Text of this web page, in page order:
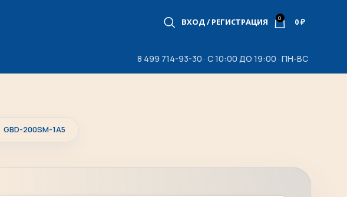
ВХОД / РЕГИСТРАЦИЯ 0 0₽
8 499 714-93-30 · С 10:00 ДО 19:00 · ПН-ВС
GBD-200SM-1A5